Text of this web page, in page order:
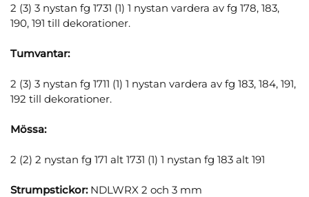
2 (3) 3 nystan fg 1731 (1) 1 nystan vardera av fg 178, 183,
190, 191 till dekorationer.
Tumvantar:
2 (3) 3 nystan fg 1711 (1) 1 nystan vardera av fg 183, 184, 191,
192 till dekorationer.
Mössa:
2 (2) 2 nystan fg 171 alt 1731 (1) 1 nystan fg 183 alt 191
Strumpstickor:NDLWRX 2 och 3 mm